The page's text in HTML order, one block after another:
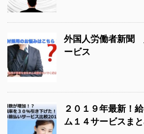
外国人労働者新聞
ービス
２０１９年最新！
ム１４サービスま